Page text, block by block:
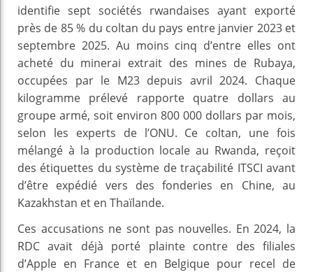
identifie sept sociétés rwandaises ayant exporté
près de 85 % du coltan du pays entre janvier 2023 et
septembre 2025. Au moins cinq d’entre elles ont
acheté du minerai extrait des mines de Rubaya,
occupées par le M23 depuis avril 2024. Chaque
kilogramme prélevé rapporte quatre dollars au
groupe armé, soit environ 800 000 dollars par mois,
selon les experts de l’ONU. Ce coltan, une fois
mélangé à la production locale au Rwanda, reçoit
des étiquettes du système de traçabilité ITSCI avant
d’être expédié vers des fonderies en Chine, au
Kazakhstan et en Thaïlande.
Ces accusations ne sont pas nouvelles. En 2024, la
RDC avait déjà porté plainte contre des filiales
d’Apple en France et en Belgique pour recel de